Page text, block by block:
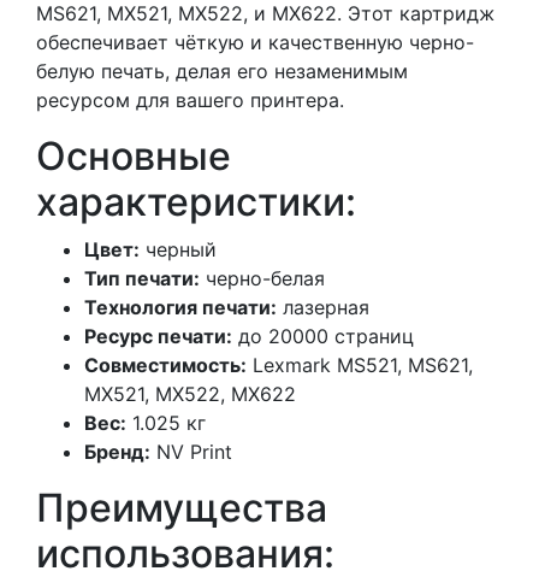
MS621, MX521, MX522, и MX622. Этот картридж
обеспечивает чёткую и качественную черно-
белую печать, делая его незаменимым
ресурсом для вашего принтера.
Основные
характеристики:
Цвет: черный
Тип печати: черно-белая
Технология печати: лазерная
Ресурс печати: до 20000 страниц
Совместимость: Lexmark MS521, MS621,
MX521, MX522, MX622
Вес: 1.025 кг
Бренд: NV Print
Преимущества
использования: